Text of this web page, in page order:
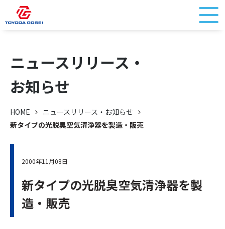
ニュースリリース・
お知らせ
HOME
ニュースリリース・お知らせ
新タイプの光脱臭空気清浄器を製造・販売
2000年11月08日
新タイプの光脱臭空気清浄器を製
造・販売